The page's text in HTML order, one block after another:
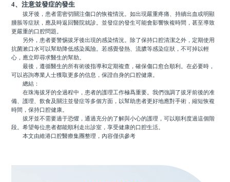
4、注意並發症的發生
拔牙後，患者需密切關注傷口的恢複情況。如出現嚴重疼痛、持續出血或明顯
腫脹等症狀，應及時返回醫院就診。並發症的發生可能會影響恢複時間，甚至導致
更嚴重的口腔問題。
另外，患者要警惕拔牙後出現的感染情況。除了保持口腔清潔之外，定期使用
抗菌漱口水可以幫助降低感染風險。若感覺發熱、流膿等感染症狀，不可掉以輕
心，應立即尋求醫生的幫助。
最後，遵循醫生的所有術後指導和定期複查，確保傷口愈合順利。在必要時，
可以咨詢專業人士獲取更多的信息，保證自身的口腔健康。
總結：
在珠海拔牙的全過程中，患者的護理工作極爲重要。我們強調了拔牙前後的准
備、護理、飲食及關注並發症等多個方面，以幫助患者更好地應對手術，縮短恢複
時間，保持口腔健康。
拔牙並不需要過于恐懼，通過充分的了解與小心的護理，可以順利度過這個階
段。希望每位患者都能順利走出診室，享受健康的口腔生活。
本文由維港口腔醫療集團整理，內容僅供參考